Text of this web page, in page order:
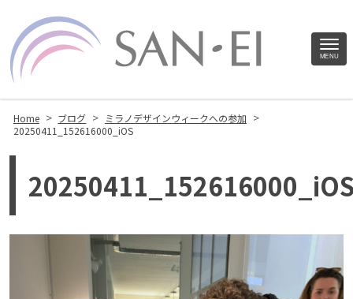
MENU
Home > ブログ > ミラノデザインウィークへの参加 >
20250411_152616000_iOS
Site
Footer